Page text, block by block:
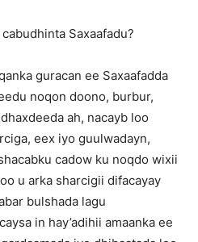
Saxaafadu?
guracan ee Saxaafadda
noqon doono, burbur,
ah, nacayb loo
eex iyo guulwadayn,
cadow ku noqdo wixii
u arka sharcigii difacayay
bulshada lagu
in hay’adihii amaanka ee